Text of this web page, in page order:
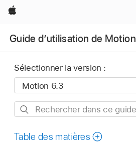
Apple
Guide d’utilisation de Motion
Sélectionner la version :
Rechercher
ce
Table des matières